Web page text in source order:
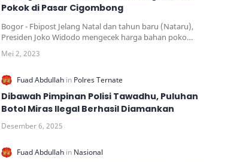
Pokok di Pasar Cigombong
Bogor - Fbipost Jelang Natal dan tahun baru (Nataru),
Presiden Joko Widodo mengecek harga bahan poko…
Dibawah Pimpinan Polisi Tawadhu, Puluhan
Botol Miras Ilegal Berhasil Diamankan